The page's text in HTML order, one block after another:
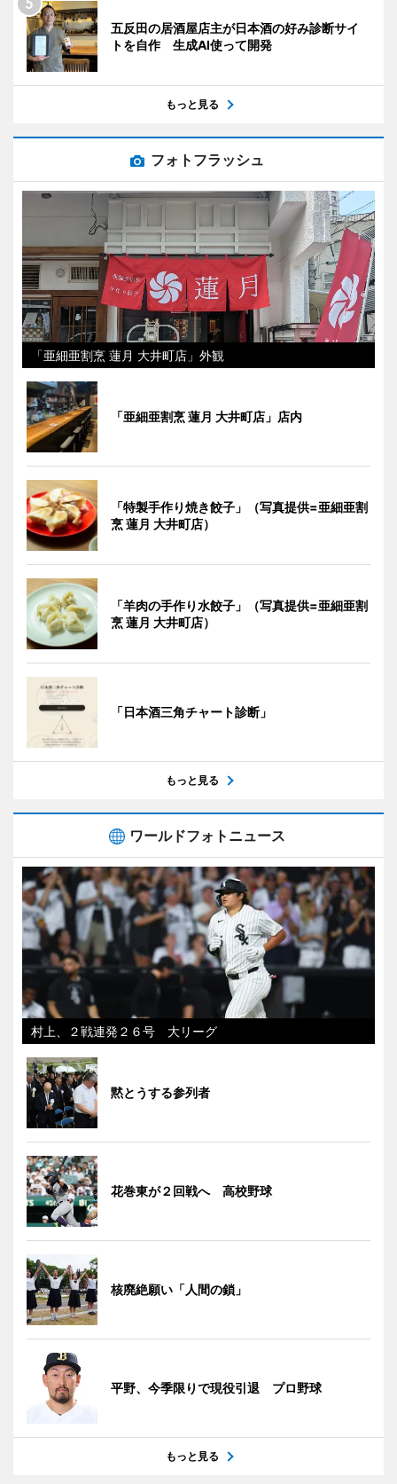
五反田の居酒屋店主が日本酒の好み診断サイ
トを自作 生成AI使って開発
もっと見る
フォトフラッシュ
「亜細亜割烹 蓮月 大井町店」外観
「亜細亜割烹 蓮月 大井町店」店内
「特製手作り焼き餃子」（写真提供=亜細亜割
烹 蓮月 大井町店）
「羊肉の手作り水餃子」（写真提供=亜細亜割
烹 蓮月 大井町店）
「日本酒三角チャート診断」
もっと見る
ワールドフォトニュース
村上、２戦連発２６号 大リーグ
黙とうする参列者
花巻東が２回戦へ 高校野球
核廃絶願い「人間の鎖」
平野、今季限りで現役引退 プロ野球
もっと見る